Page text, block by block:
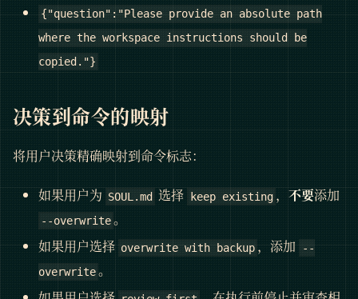
{"question":"Please provide an absolute path
where the workspace instructions should be
copied."}
决策到命令的映射
将用户决策精确映射到命令标志：
如果用户为 SOUL.md 选择 keep existing ， 不要添加
--overwrite 。
如果用户选择 overwrite with backup ，添加
--
overwrite。